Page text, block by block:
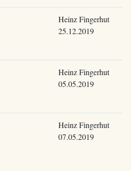
Heinz Fingerhut
25.12.2019
Heinz Fingerhut
05.05.2019
Heinz Fingerhut
07.05.2019